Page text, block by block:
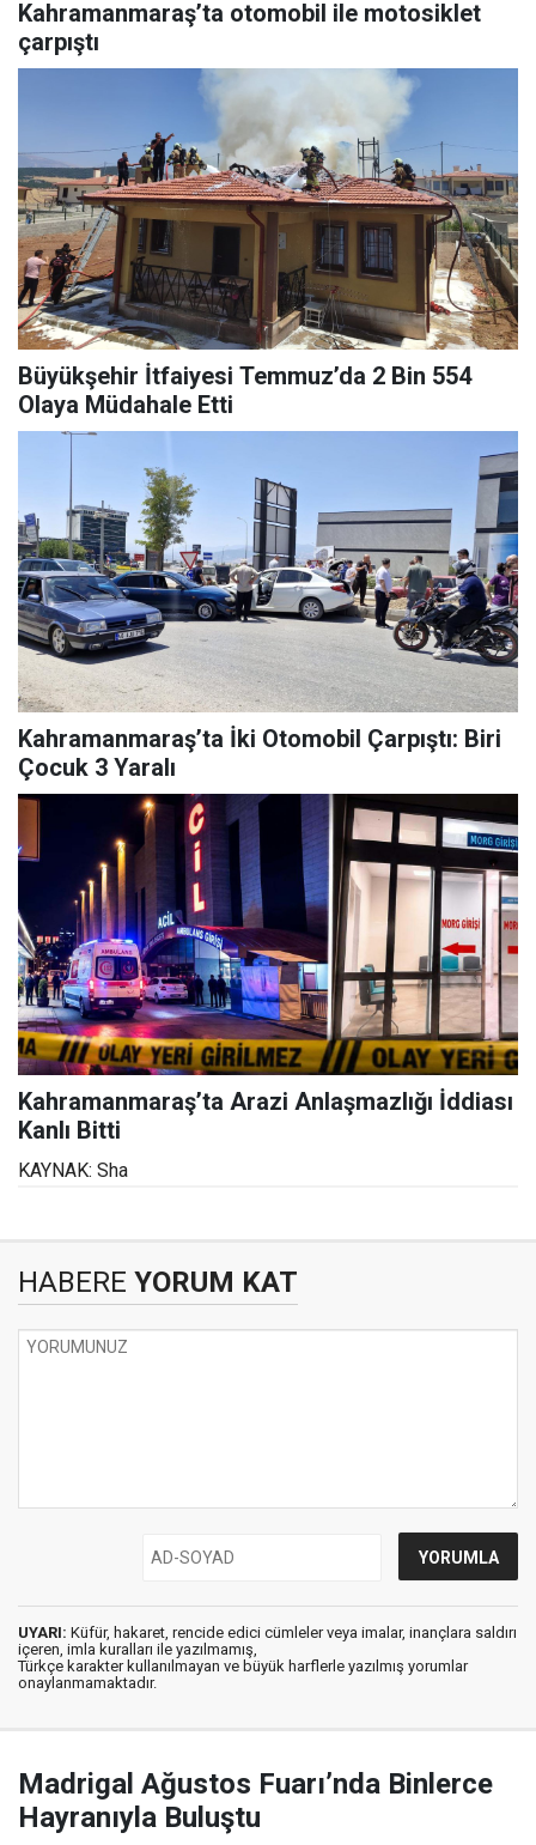
Kahramanmaraş’ta otomobil ile motosiklet
çarpıştı
Büyükşehir İtfaiyesi Temmuz’da 2 Bin 554
Olaya Müdahale Etti
Kahramanmaraş’ta İki Otomobil Çarpıştı: Biri
Çocuk 3 Yaralı
Kahramanmaraş’ta Arazi Anlaşmazlığı İddiası
Kanlı Bitti
KAYNAK: Sha
HABERE YORUM KAT
UYARI: Küfür, hakaret, rencide edici cümleler veya imalar, inançlara saldırı
içeren, imla kuralları ile yazılmamış,
Türkçe karakter kullanılmayan ve büyük harflerle yazılmış yorumlar
onaylanmamaktadır.
Madrigal Ağustos Fuarı’nda Binlerce
Hayranıyla Buluştu